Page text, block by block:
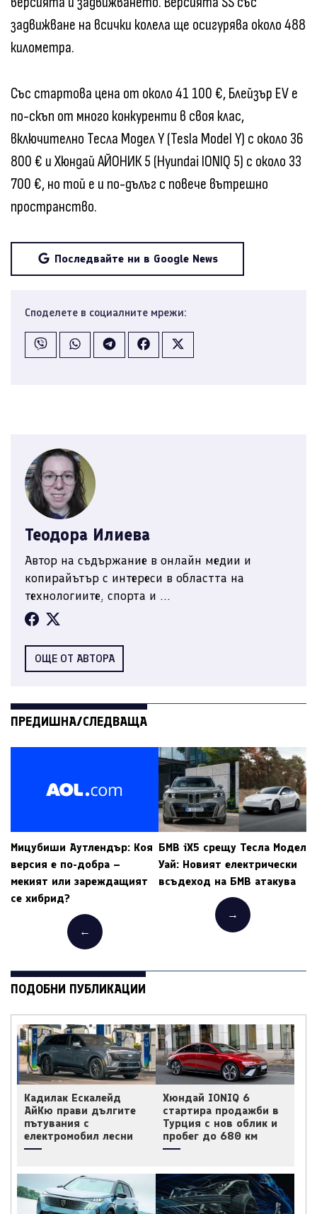
задвижване на всички колела ще осигурява около 488
километра.
Със стартова цена от около 41 100 €, Блейзър EV е
по-скъп от много конкуренти в своя клас,
включително Тесла Модел Y (Tesla Model Y) с около 36
800 € и Хюндай АЙОНИК 5 (Hyundai IONIQ 5) с около 33
700 €, но той е и по-дълъг с повече вътрешно
пространство.
Последвайте ни в Google News
Споделете в социалните мрежи:
Теодора Илиева
Автор на съдържание в онлайн медии и
копирайътър с интереси в областта на
технологиите, спорта и ...
ОЩЕ ОТ АВТОРА
ПРЕДИШНА/СЛЕДВАЩА
Мицубиши Аутлендър: Коя
версия е по-добра –
мекият или зареждащият
се хибрид?
←
БМВ iX5 срещу Тесла Модел
Уай: Новият електрически
всъдеход на БМВ атакува
→
ПОДОБНИ ПУБЛИКАЦИИ
Кадилак Ескалейд
АйКю прави дългите
пътувания с
електромобил лесни
Хюндай IONIQ 6
стартира продажби в
Турция с нов облик и
пробег до 680 км